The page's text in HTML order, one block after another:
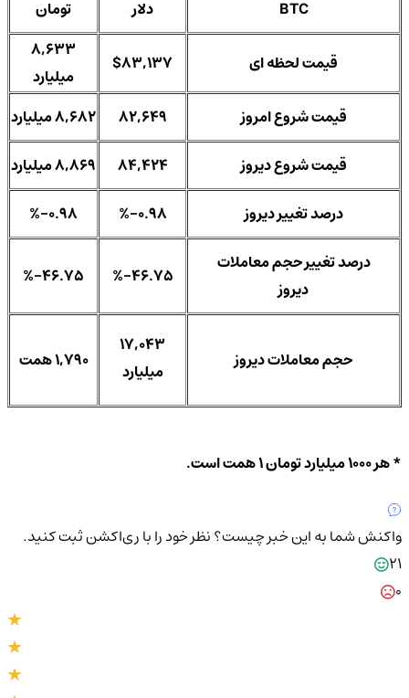
BTC دلار تومان
قیمت لحظه ای $83,137
8,633
میلیارد
قیمت شروع امروز
82,649
8,682 میلیارد
قیمت شروع دیروز
84,424
8,869 میلیارد
درصد تغییر دیروز
%-0.98
%-0.98
درصد تغییر حجم معاملات
دیروز
%-46.75
%-46.75
حجم معاملات دیروز
17,043
میلیارد
1,790 همت
* هر 1000 میلیارد تومان 1 همت است.
واکنش شما به این خبر چیست؟نظر خود را با ری‌اکشن ثبت کنید.
21